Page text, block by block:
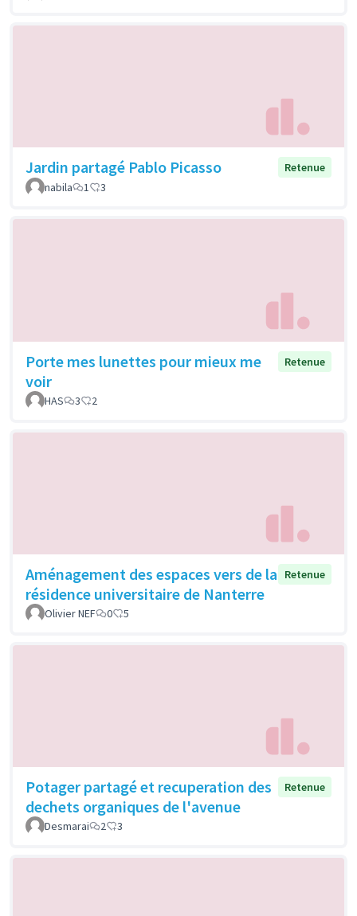
Jardin partagé Pablo Picasso
Retenue
nabila
1 3
Porte mes lunettes pour mieux me
voir
Retenue
HAS 3 2
Aménagement des espaces vers de la
résidence universitaire de Nanterre
Retenue
Olivier NEF 0 5
Potager partagé et recuperation des
dechets organiques de l'avenue
Retenue
Desmarai 2 3